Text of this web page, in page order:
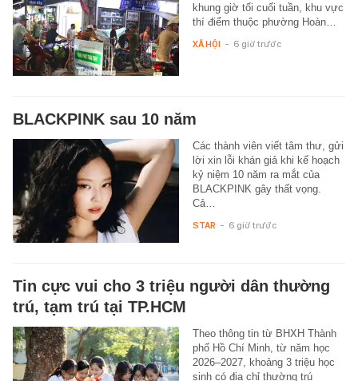
khung giờ tối cuối tuần, khu vực
thí điểm thuộc phường Hoàn…
XÃ HỘI - 6 giờ trước
BLACKPINK sau 10 năm
Các thành viên viết tâm thư, gửi
lời xin lỗi khán giả khi kế hoạch
kỷ niệm 10 năm ra mắt của
BLACKPINK gây thất vọng.
Cả…
STAR - 6 giờ trước
Tin cực vui cho 3 triệu người dân thường
trú, tạm trú tại TP.HCM
Theo thông tin từ BHXH Thành
phố Hồ Chí Minh, từ năm học
2026–2027, khoảng 3 triệu học
sinh có địa chỉ thường trú